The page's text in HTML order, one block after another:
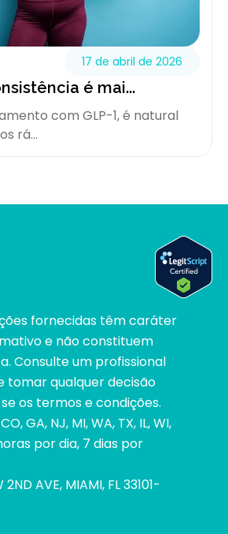
17 de abril de 2026
é mai...
com GLP-1, é natural
rá...
fornecidas têm caráter
e não constituem
Consulte um profissional
tomar qualquer decisão
os termos e condições.
GA, NJ, MI, WA, TX, IL, WI,
por dia, 7 dias por
AVE, MIAMI, FL 33101-